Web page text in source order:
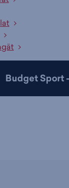
Budget Sport